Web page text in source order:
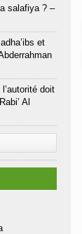
salafiya ? –
et
doit
Al